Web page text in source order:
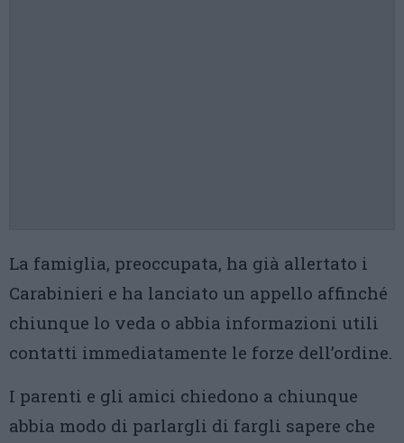
La famiglia, preoccupata, ha già allertato i
Carabinieri e ha lanciato un appello affinché
chiunque lo veda o abbia informazioni utili
contatti immediatamente le forze dell’ordine.
I parenti e gli amici chiedono a chiunque
abbia modo di parlargli di fargli sapere che